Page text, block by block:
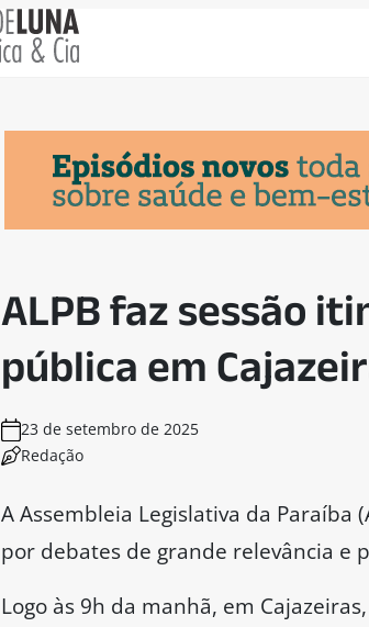
ALPB faz sessão
pública em
23 de setembro de 2025
Redação
A Assembleia Legislativa da Paraíba
por debates de grande relevância e
Logo às 9h da manhã, em